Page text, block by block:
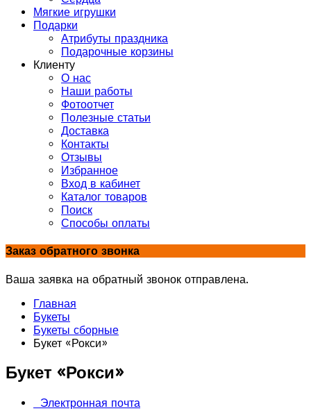
Мягкие игрушки
Подарки
Атрибуты праздника
Подарочные корзины
Клиенту
О нас
Наши работы
Фотоотчет
Полезные статьи
Доставка
Контакты
Отзывы
Избранное
Вход в кабинет
Каталог товаров
Поиск
Способы оплаты
Заказ обратного звонка
Ваша заявка на обратный звонок отправлена.
Главная
Букеты
Букеты сборные
Букет «Рокси»
Букет «Рокси»
Электронная почта